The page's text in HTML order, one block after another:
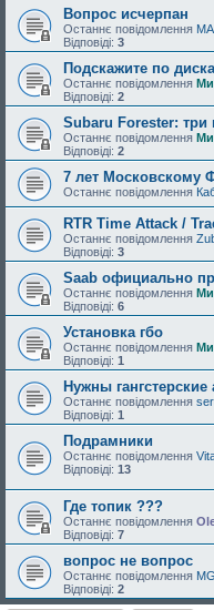
Вопрос исчерпан
Останнє повідомлення
Відповіді: 3
Подскажите по
Останнє повідомлення
Відповіді: 2
Subaru Forester: три
Останнє повідомлення
Відповіді: 2
7 лет Московскому
Останнє повідомлення
RTR Time Attack /
Останнє повідомлення
Відповіді: 3
Saab официально
Останнє повідомлення
Відповіді: 6
Установка гбо
Останнє повідомлення
Відповіді: 1
Нужны
Останнє повідомлення
Відповіді: 1
Подрамники
Останнє повідомлення
Відповіді: 13
Где топик ???
Останнє повідомлення
Відповіді: 7
вопрос не вопрос
Останнє повідомлення
Відповіді: 2